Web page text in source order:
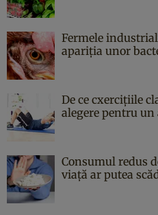
Fermele
apariția unor
De ce cxercițiile
alegere pentru un
Consumul redus
viață ar putea